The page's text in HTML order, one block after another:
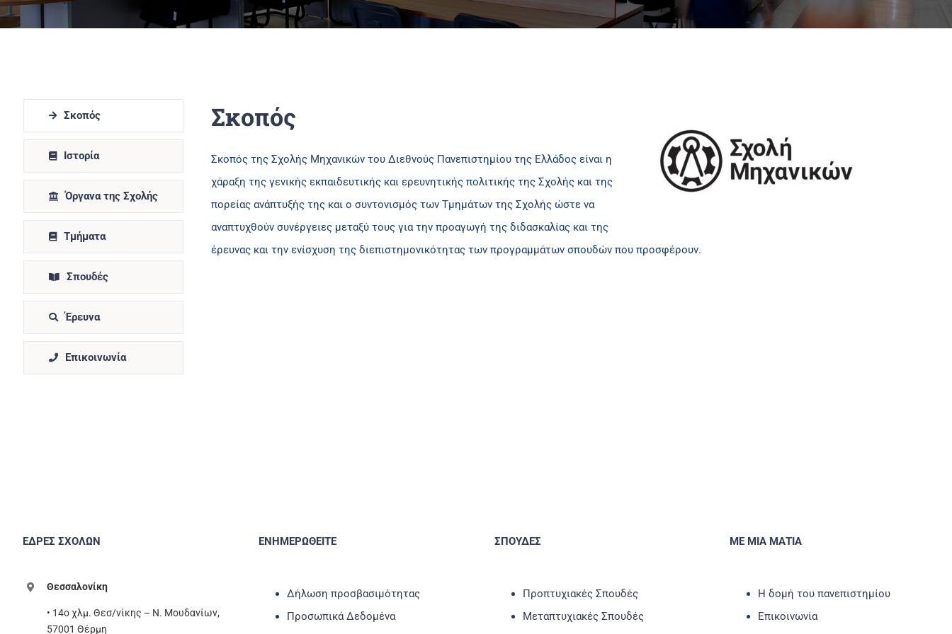
Σκοπός
Ιστορία
Όργανα της Σχολής
Τμήματα
Σπουδές
Έρευνα
Επικοινωνία
Σκοπός
Σκοπός της Σχολής Μηχανικών του Διεθνούς Πανεπιστημίου της Ελλάδος είναι η
χάραξη της γενικής εκπαιδευτικής και ερευνητικής πολιτικής της Σχολής και της
πορείας ανάπτυξής της και ο συντονισμός των Τμημάτων της Σχολής ώστε να
αναπτυχθούν συνέργειες μεταξύ τους για την προαγωγή της διδασκαλίας και της
έρευνας και την ενίσχυση της διεπιστημονικότητας των προγραμμάτων σπουδών που προσφέρουν.
ΕΔΡΕΣ ΣΧΟΛΩΝ
Θεσσαλονίκη
• 14ο χλμ. Θεσ/νίκης – Ν. Μουδανίων,
57001 Θέρμη
ΕΝΗΜΕΡΩΘΕΙΤΕ
Δήλωση προσβασιμότητας
Προσωπικά Δεδομένα
ΣΠΟΥΔΕΣ
Προπτυχιακές Σπουδές
Μεταπτυχιακές Σπουδές
ΜΕ ΜΙΑ ΜΑΤΙΑ
Η δομή του πανεπιστημίου
Επικοινωνία